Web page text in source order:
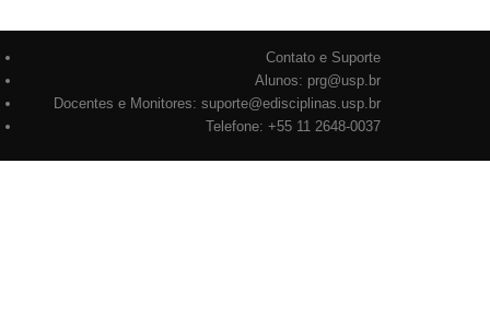
Contato e Suporte
Alunos: prg@usp.br
Docentes e Monitores: suporte@edisciplinas.usp.br
Telefone: +55 11 2648-0037